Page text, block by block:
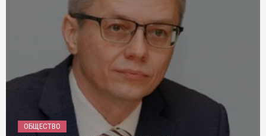
ОБЩЕСТВО